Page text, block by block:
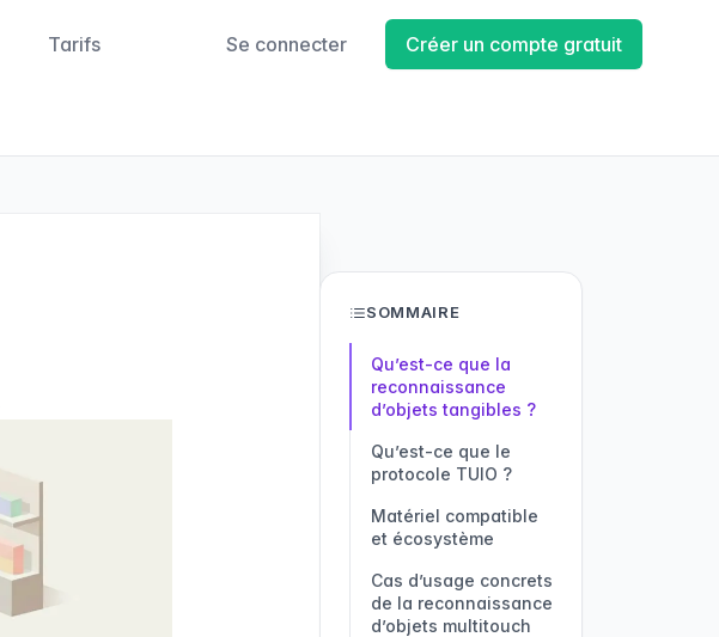
Tarifs Se connecter Créer un compte gratuit
SOMMAIRE
Qu’est-ce que la
reconnaissance
d’objets tangibles ?
Qu’est-ce que le
protocole TUIO ?
Matériel compatible
et écosystème
Cas d’usage concrets
de la reconnaissance
d’objets multitouch